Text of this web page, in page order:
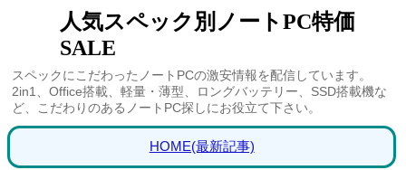
人気スペック別ノートPC特価
SALE
スペックにこだわったノートPCの激安情報を配信しています。
2in1、Office搭載、軽量・薄型、ロングバッテリー、SSD搭載機な
ど、こだわりのあるノートPC探しにお役立て下さい。
HOME(最新記事)